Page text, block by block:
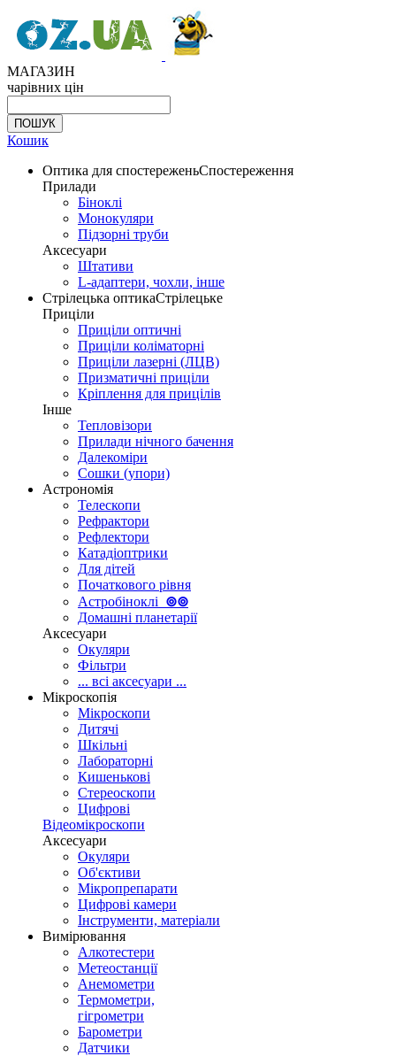
МАГАЗИН
чарівних цін
Кошик
Оптика для спостереженьСпостереження
Прилади
Біноклі
Монокуляри
Підзорні труби
Аксесуари
Штативи
L-адаптери, чохли, інше
Стрілецька оптикаСтрілецьке
Приціли
Приціли оптичні
Приціли коліматорні
Приціли лазерні (ЛЦВ)
Призматичні приціли
Кріплення для прицілів
Інше
Тепловізори
Прилади нічного бачення
Далекоміри
Сошки (упори)
Астрономія
Телескопи
Рефрактори
Рефлектори
Катадіоптрики
Для дітей
Початкового рівня
Астробіноклі ⊚⊚
Домашні планетарії
Аксесуари
Окуляри
Фільтри
... всі аксесуари ...
Мікроскопія
Мікроскопи
Дитячі
Шкільні
Лабораторні
Кишенькові
Стереоскопи
Цифрові
Відеомікроскопи
Аксесуари
Окуляри
Об'єктиви
Мікропрепарати
Цифрові камери
Інструменти, матеріали
Вимірювання
Алкотестери
Метеостанції
Анемометри
Термометри,
гігрометри
Барометри
Датчики